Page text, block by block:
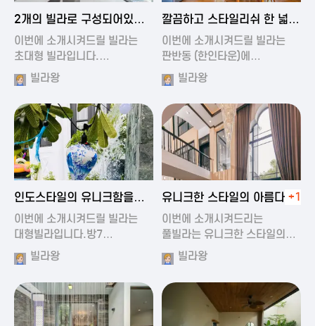
2024-11-19 00:54
2개의 빌라로 구성되어있는
대형 풀빌…
이번에 소개시켜드릴 빌라는
초대형 빌라입니다.…
빌라왕
2024-11-19 01:27
깔끔하고 스타일리쉬 한 넓은
풀빌라
이번에 소개시켜드릴 빌라는
판반동 (한인타운)에…
빌라왕
2024-11-19 01:35
인도스타일의 유니크함을
가진 풀빌라
이번에 소개시켜드릴 빌라는
대형빌라입니다.방7…
빌라왕
2024-11-19 00:45
유니크한 스타일의 아름다운
풀빌라
+1
이번에 소개시켜드리는
풀빌라는 유니크한 스타일의…
빌라왕